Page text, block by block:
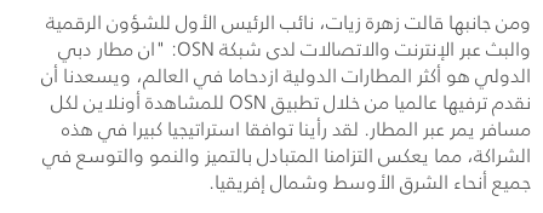
ومن جانبها قالت زهرة زيات، نائب الرئيس الأول للشؤون الرقمية
والبث عبر الإنترنت والاتصالات لدى شبكةOSN: "ان مطار دبي
الدولي هو أكثر المطارات الدولية ازدحاما في العالم، ويسعدنا أن
نقدم ترفيها عالميا من خلال تطبيقOSNللمشاهدة أونلاين لكل
مسافر يمر عبر المطار. لقد رأينا توافقا استراتيجيا كبيرا في هذه
الشراكة، مما يعكس التزامنا المتبادل بالتميز والنمو والتوسع في
جميع أنحاء الشرق الأوسط وشمال إفريقيا.